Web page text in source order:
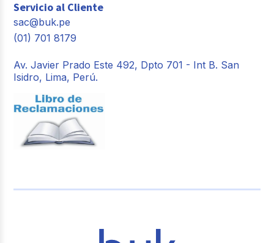
Servicio al Cliente
sac@buk.pe
(01) 701 8179
Av. Javier Prado Este 492, Dpto 701 - Int B. San
Isidro, Lima, Perú.